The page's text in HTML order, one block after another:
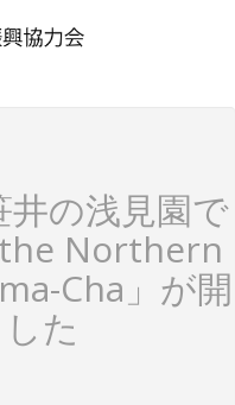
井の浅見園で
the Northern
Cha」が開
た